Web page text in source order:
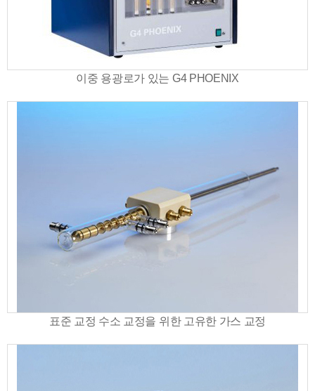
이중 용광로가 있는 G4 PHOENIX
표준 교정 수소 교정을 위한 고유한 가스 교정